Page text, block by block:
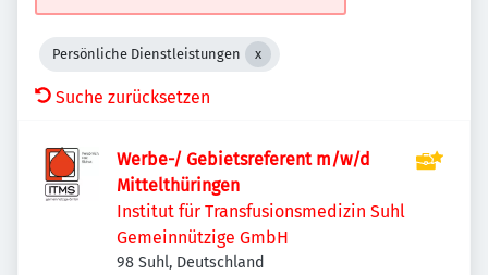
Persönliche Dienstleistungen
Suche zurücksetzen
Werbe-/ Gebietsreferent m/w/d
Mittelthüringen
Institut für Transfusionsmedizin Suhl
Gemeinnützige GmbH
98 Suhl, Deutschland